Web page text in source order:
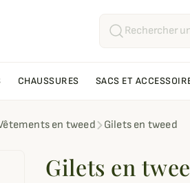
CHAUSSURES SACS ET
en tweed Gilets en tweed
Gilets en